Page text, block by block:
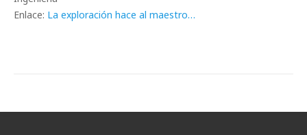
Enlace: La exploración hace al maestro…